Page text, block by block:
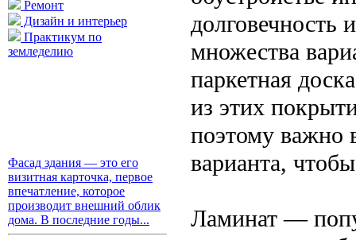
Ремонт
Дизайн и интерьер
Практикум по
земледелию
Фасад здания — это его
визитная карточка, первое
впечатление, которое
производит внешний облик
дома. В последние годы...
долговечность
множества
паркетная
из этих
поэтому важно
варианта,
Ламинат —